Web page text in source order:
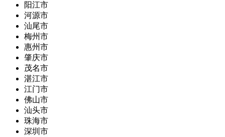
阳江市
河源市
汕尾市
梅州市
惠州市
肇庆市
茂名市
湛江市
江门市
佛山市
汕头市
珠海市
深圳市